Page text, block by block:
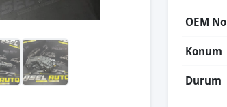
OEM No
Konum
Durum